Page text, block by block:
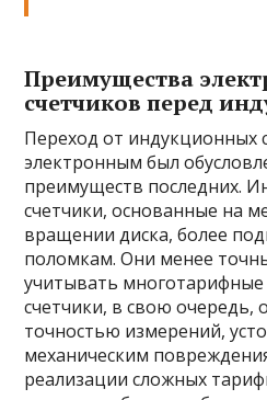
Преимущества
счетчиков перед
Переход от индукционных
электронным был
преимуществ последних.
счетчики, основанные на
вращении диска, более
поломкам. Они менее
учитывать
счетчики, в свою очередь,
точностью измерений,
механическим
реализации сложных